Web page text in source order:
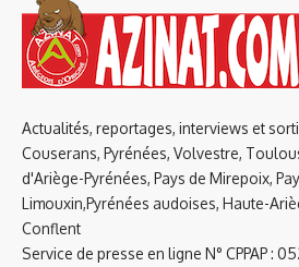
Actualités, reportages, interviews et
Couserans, Pyrénées, Volvestre,
d'Ariège-Pyrénées, Pays de Mirepoix,
Limouxin,Pyrénées audoises, Haute-
Conflent
Service de presse en ligne N° CPPAP :